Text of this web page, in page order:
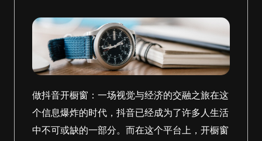
做抖音开橱窗：一场视觉与经济的交融之旅在这
个信息爆炸的时代，抖音已经成为了许多人生活
中不可或缺的一部分。而在这个平台上，开橱窗